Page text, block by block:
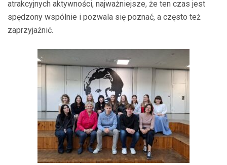
atrakcyjnych aktywności, najważniejsze, że ten czas jest
spędzony wspólnie i pozwala się poznać, a często też
zaprzyjaźnić.